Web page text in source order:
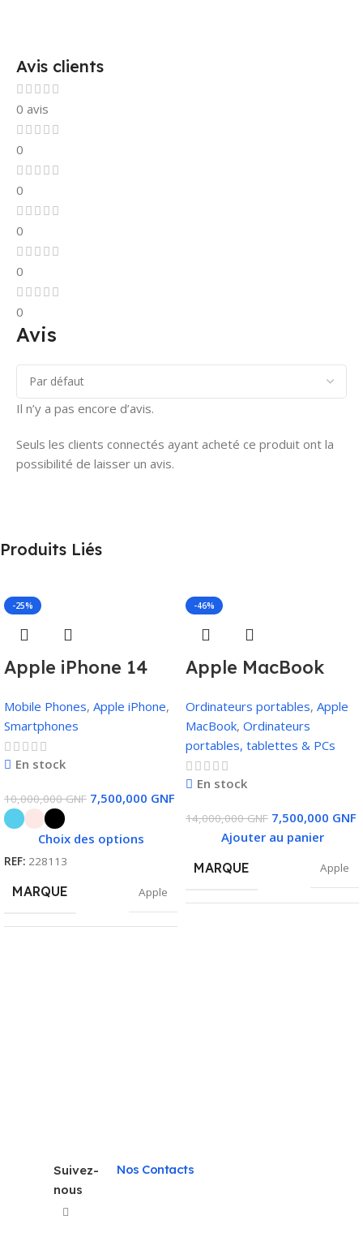
Avis clients
0 avis
0
0
0
0
0
Avis
Il n’y a pas encore d’avis.
Seuls les clients connectés ayant acheté ce produit ont la
possibilité de laisser un avis.
Produits Liés
-25%
Apple iPhone 14
Mobile Phones, Apple iPhone,
Smartphones
En stock
10,000,000GNF 7,500,000 GNF
Choix des options
REF: 228113
MARQUE Apple
-46%
Apple MacBook
16Go RAM, 512Go
SSD, 4Go Carte
Graphique, Touch
Bar
Ordinateurs portables, Apple
MacBook, Ordinateurs
portables, tablettes & PCs
En stock
14,000,000GNF 7,500,000 GNF
Ajouter au panier
MARQUE
Apple
Suivez-
nous
Nos Contacts